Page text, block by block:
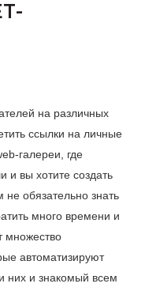
на различных
ссылки на личные
галереи, где
вы хотите создать
обязательно знать
много времени и
множество
автоматизируют
них и знакомый всем